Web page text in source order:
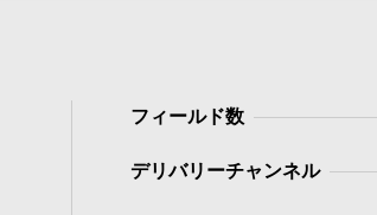
フィールド数
デリバリーチャンネル